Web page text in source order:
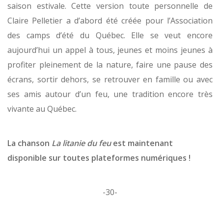
saison estivale. Cette version toute personnelle de
Claire Pelletier a d’abord été créée pour l’Association
des camps d’été du Québec. Elle se veut encore
aujourd’hui un appel à tous, jeunes et moins jeunes à
profiter pleinement de la nature, faire une pause des
écrans, sortir dehors, se retrouver en famille ou avec
ses amis autour d’un feu, une tradition encore très
vivante au Québec.
La chanson La litanie du feuest maintenant
disponible sur toutes plateformes numériques !
-30-